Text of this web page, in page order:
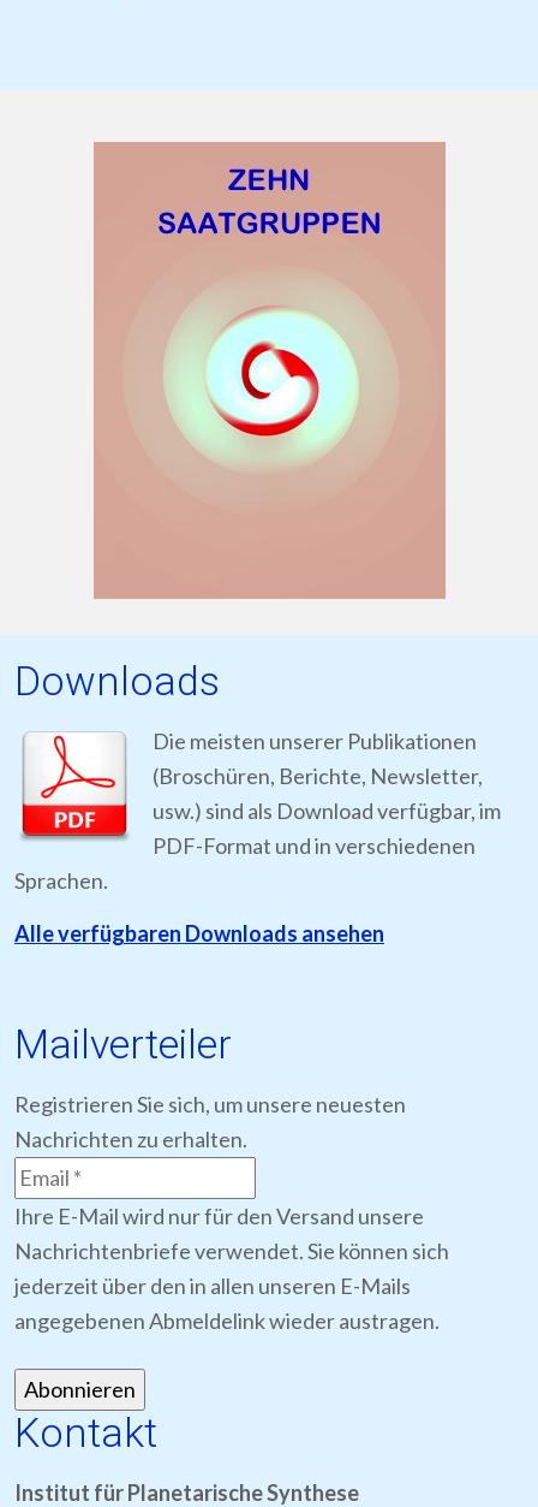
Downloads
Die meisten unserer Publikationen
(Broschüren, Berichte, Newsletter,
usw.) sind als Download verfügbar, im
PDF-Format und in verschiedenen
Sprachen.
Alle verfügbaren Downloads ansehen
Mailverteiler
Registrieren Sie sich, um unsere neuesten
Nachrichten zu erhalten.
Ihre E-Mail wird nur für den Versand unsere
Nachrichtenbriefe verwendet. Sie können sich
jederzeit über den in allen unseren E-Mails
angegebenen Abmeldelink wieder austragen.
Kontakt
Institut für Planetarische Synthese